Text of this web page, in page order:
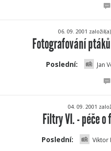
06. 09. 2001
Fotografování
Poslední: Jan
04. 09. 2001
Filtry VI. - péče
Poslední: Viktor